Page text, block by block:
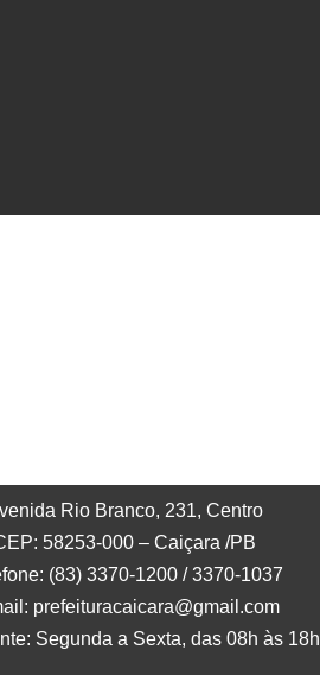
Rio Branco, 231, Centro
58253-000 – Caiçara /PB
(83) 3370-1200 / 3370-1037
prefeituracaicara@gmail.com
Segunda a Sexta, das 08h às 18h